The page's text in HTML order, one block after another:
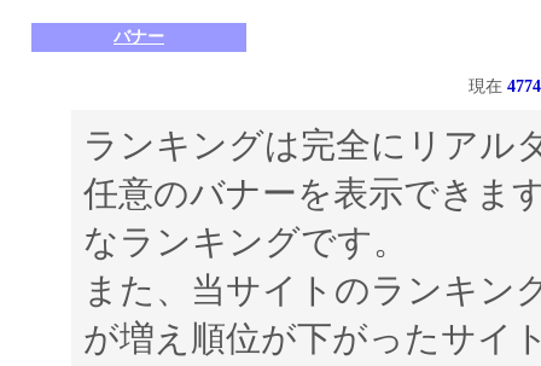
バナー
現在 4774
ランキングは完全にリアル
任意のバナーを表示できま
なランキングです。
また、当サイトのランキン
が増え順位が下がったサイ